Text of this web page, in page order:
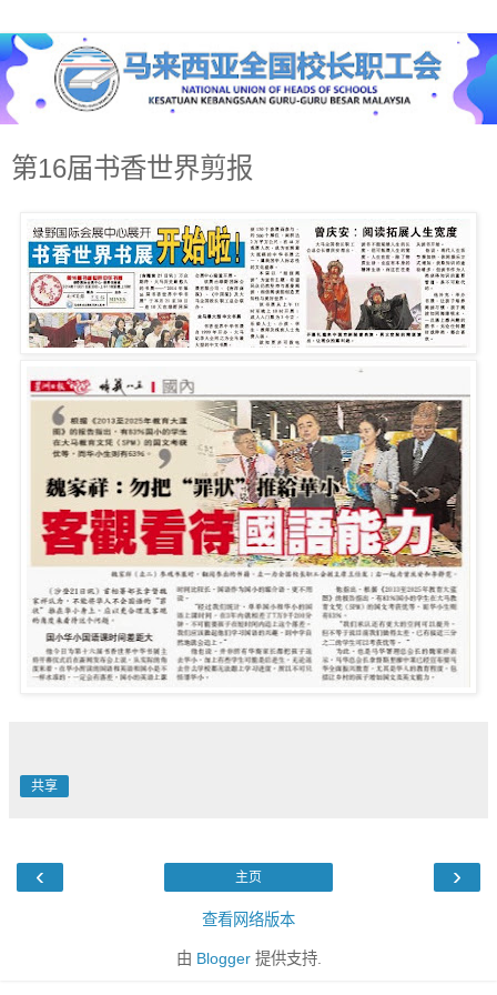
第16届书香世界剪报
共享
‹ ›
主页
查看网络版本
由 Blogger提供支持.